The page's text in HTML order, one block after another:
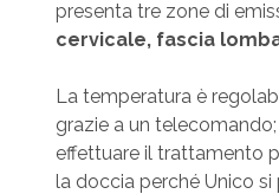
presenta tre zone di
cervicale, fascia
La temperatura è
grazie a un
effettuare il trattamento
la doccia perché Unico